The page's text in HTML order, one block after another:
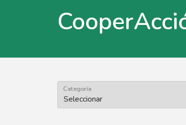
Categoría